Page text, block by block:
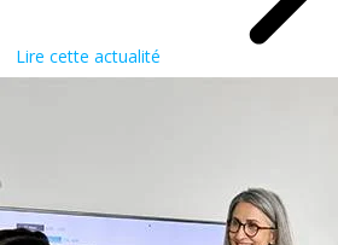
Lire cette actualité